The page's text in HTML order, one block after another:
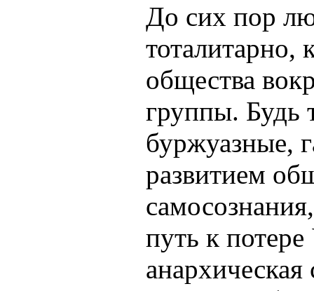
До сих пор
тоталитарно,
общества
группы. Будь
буржуазные,
развитием
путь к
анархическая